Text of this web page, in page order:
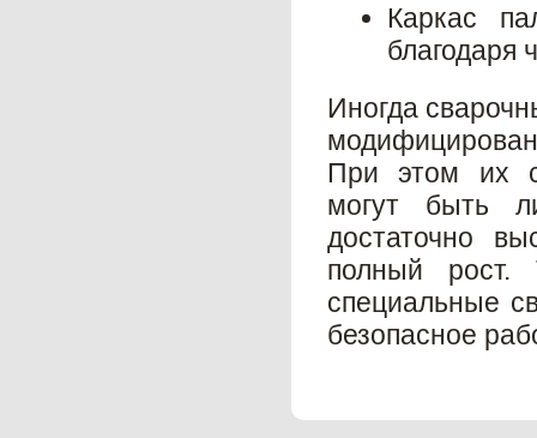
Каркас
благодаря
Иногда
При этом их
могут быть
достаточно
полный
специальные
безопасное